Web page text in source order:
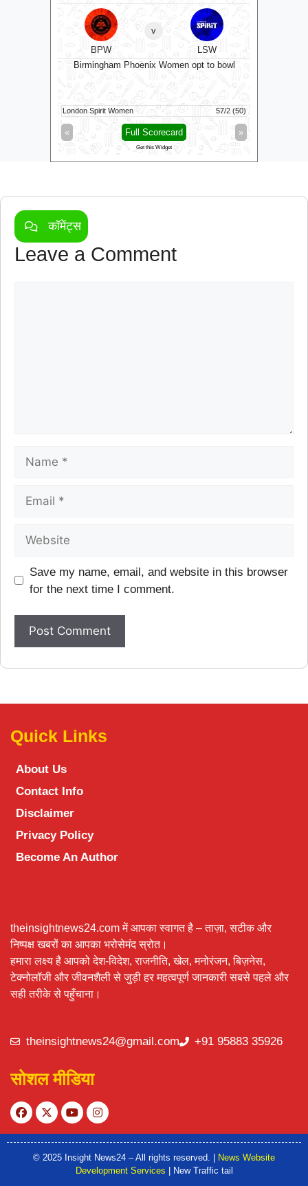
BPW
v
LSW
Birmingham Phoenix Women opt to bowl
London Spirit Women 57/2 (50)
« »
Full Scorecard
Get this Widget
कॉमेंट्स
Leave a Comment
Save my name, email, and website in this browser
for the next time I comment.
Quick Links
About Us
Contact Info
Disclaimer
Privacy Policy
Become An Author
theinsightnews24.com में आपका स्वागत है – ताज़ा, सटीक और
निष्पक्ष खबरों का आपका भरोसेमंद स्रोत।
हमारा लक्ष्य है आपको देश-विदेश, राजनीति, खेल, मनोरंजन, बिज़नेस,
टेक्नोलॉजी और जीवनशैली से जुड़ी हर महत्वपूर्ण जानकारी सबसे पहले और
सही तरीके से पहुँचाना।
theinsightnews24@gmail.com +91 95883 35926
सोशल मीडिया
© 2025 Insight News24 – All rights reserved. |
News Website
Development Services
| New Traffic tail